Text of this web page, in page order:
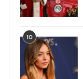
10